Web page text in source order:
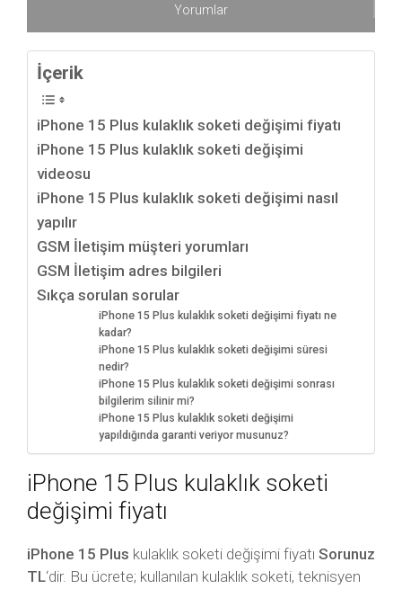
Yorumlar
İçerik
iPhone 15 Plus kulaklık soketi değişimi fiyatı
iPhone 15 Plus kulaklık soketi değişimi
videosu
iPhone 15 Plus kulaklık soketi değişimi nasıl
yapılır
GSM İletişim müşteri yorumları
GSM İletişim adres bilgileri
Sıkça sorulan sorular
iPhone 15 Plus kulaklık soketi değişimi fiyatı ne
kadar?
iPhone 15 Plus kulaklık soketi değişimi süresi
nedir?
iPhone 15 Plus kulaklık soketi değişimi sonrası
bilgilerim silinir mi?
iPhone 15 Plus kulaklık soketi değişimi
yapıldığında garanti veriyor musunuz?
iPhone 15 Plus kulaklık soketi
değişimi fiyatı
iPhone 15 Plus kulaklık soketi değişimi fiyatı Sorunuz
TL‘dir. Bu ücrete; kullanılan kulaklık soketi, teknisyen